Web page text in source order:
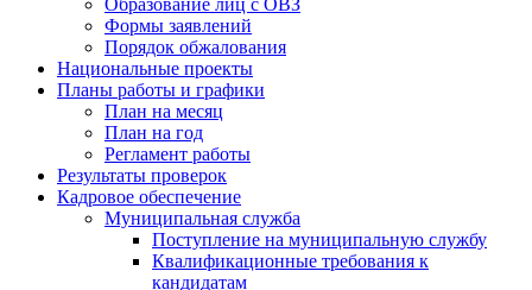
Образование лиц с ОВЗ
Формы заявлений
Порядок обжалования
Национальные проекты
Планы работы и графики
План на месяц
План на год
Регламент работы
Результаты проверок
Кадровое обеспечение
Муниципальная служба
Поступление на муниципальную службу
Квалификационные требования к
кандидатам